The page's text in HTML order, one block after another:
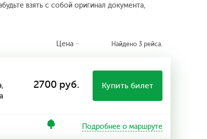
взять с собой оригинал документа,
Цена Найдено 3 рейса.
2700 руб. Купить билет
Подробнее о маршруте